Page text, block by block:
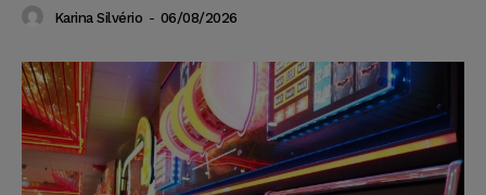
Karina Silvério - 06/08/2026